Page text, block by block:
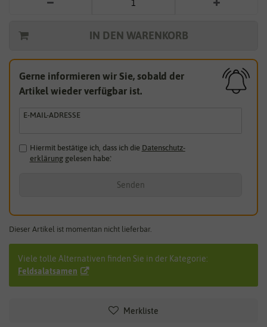
IN DEN WARENKORB
Gerne informieren wir Sie, sobald der
Artikel wieder verfügbar ist.
E-MAIL-ADRESSE
Hiermit bestätige ich, dass ich die Daten­schutz­
erklärunggelesen habe.*
Senden
Dieser Artikel ist momentan nicht lieferbar.
Viele tolle Alternativen finden Sie in der Kategorie:
Feldsalatsamen
Merkliste